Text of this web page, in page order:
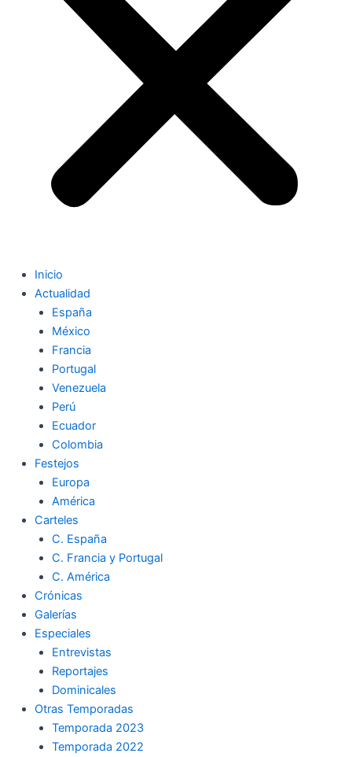
Inicio
Actualidad
España
México
Francia
Portugal
Venezuela
Perú
Ecuador
Colombia
Festejos
Europa
América
Carteles
C. España
C. Francia y Portugal
C. América
Crónicas
Galerías
Especiales
Entrevistas
Reportajes
Dominicales
Otras Temporadas
Temporada 2023
Temporada 2022